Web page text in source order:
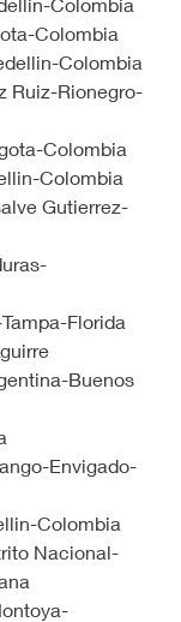
Colombia
Colombia
Ruiz-Rionegro-
Colombia
Colombia
Gutierrez-
Florida
Buenos
Envigado-
Colombia
Nacional-